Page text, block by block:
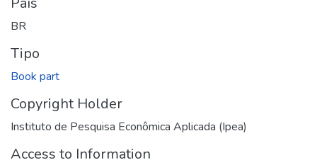
BR
Tipo
Book part
Copyright Holder
Instituto de Pesquisa Econômica Aplicada (Ipea)
Access to Information